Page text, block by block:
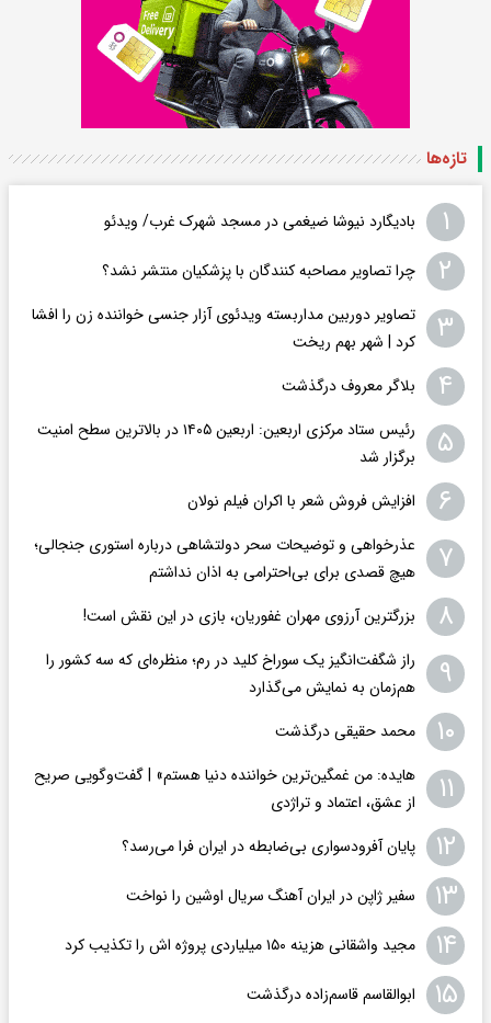
تازه‌ها
۱ بادیگارد نیوشا ضیغمی در مسجد شهرک غرب/ ویدئو
۲ چرا تصاویر مصاحبه کنندگان با پزشکیان منتشر نشد؟
۳
تصاویر دوربین مداربسته ویدئوی آزار جنسی خواننده زن را افشا
کرد | شهر بهم ریخت
۴ بلاگر معروف درگذشت
۵
رئیس ستاد مرکزی اربعین: اربعین ۱۴۰۵ در بالاترین سطح امنیت
برگزار شد
۶ افزایش فروش شعر با اکران فیلم نولان
۷
عذرخواهی و توضیحات سحر دولتشاهی درباره استوری جنجالی؛
هیچ قصدی برای بی‌احترامی به اذان نداشتم
۸ بزرگترین آرزوی مهران غفوریان، بازی در این نقش است!
۹
راز شگفت‌انگیز یک سوراخ کلید در رم؛ منظره‌ای که سه کشور را
هم‌زمان به نمایش می‌گذارد
۱۰ محمد حقیقی درگذشت
۱۱
هایده: من غمگین‌ترین خواننده دنیا هستم» | گفت‌وگویی صریح
از عشق، اعتماد و تراژدی
۱۲ پایان آفرودسواری بی‌ضابطه در ایران فرا می‌رسد؟
۱۳ سفیر ژاپن در ایران آهنگ سریال اوشین را نواخت
۱۴ مجید واشقانی هزینه ۱۵۰ میلیاردی پروژه اش را تکذیب کرد
۱۵ ابوالقاسم قاسم‌زاده درگذشت